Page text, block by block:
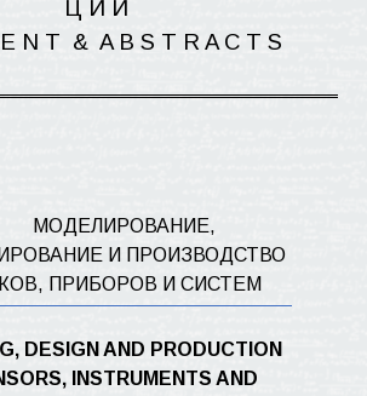
Ц И И
N T & A B S T R A C T S
МОДЕЛИРОВАНИЕ,
И ПРОИЗВОДСТВО
ПРИБОРОВ И СИСТЕМ
DESIGN AND PRODUCTION
INSTRUMENTS AND